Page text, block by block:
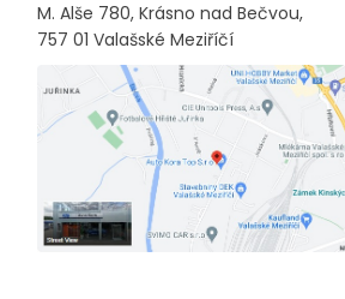
M. Alše 780, Krásno nad Bečvou,
757 01 Valašské Meziříčí